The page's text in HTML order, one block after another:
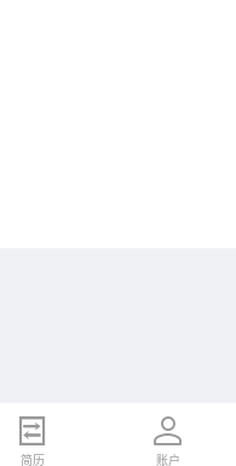
简历 账户
简历 账户